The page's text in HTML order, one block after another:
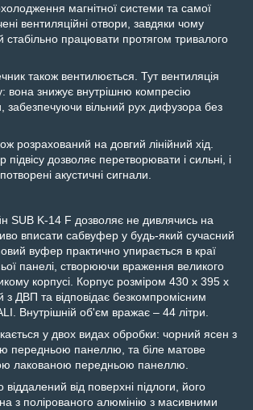
магнітної системи та самої
вентиляційні отвори, завдяки чому
стабільно працювати протягом тривалого
також вентилюється. Тут вентиляція
вона знижує внутрішню компресію
забезпечуючи вільний рух дифузора без
розрахований на довгий лінійний хід.
підвісу дозволяє перетворювати і сильні, і
акустичні сигнали.
SUB K-14 F дозволяє не дивлячись на
вписати сабвуфер у будь-який сучасний
вуфер практично упирається в краї
панелі, створюючи враження великого
корпусі. Корпус розміром 430 x 395 x
ДВП та відповідає безкомпромісним
Внутрішній об'єм вражає – 44 літри.
у двох видах обробки: чорний ясен з
передньою панеллю, та біле матове
лакованою передньою панеллю.
від поверхні підлоги, його
з полірованого алюмінію з масивними